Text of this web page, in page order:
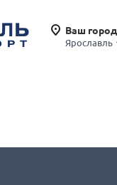
Ваш город
Ярославль